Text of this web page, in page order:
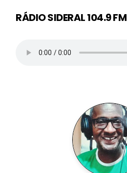
RÁDIO SIDERAL 104.9 FM